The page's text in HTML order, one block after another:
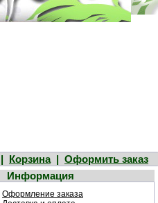
| Корзина| Оформить заказ
Информация
Оформление заказа